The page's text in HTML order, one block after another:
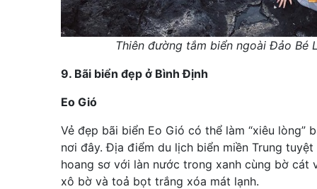
Thiên đường tắm biển ngoài Đảo Bé
9. Bãi biển đẹp ở Bình Định
Eo Gió
Vẻ đẹp bãi biển Eo Gió có thể làm “xiêu lòng”
nơi đây. Địa điểm du lịch biển miền Trung
hoang sơ với làn nước trong xanh cùng bờ cát
xô bờ và toả bọt trắng xóa mát lạnh.